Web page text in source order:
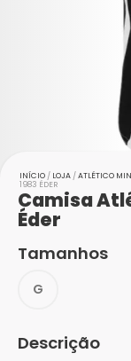
INÍCIO / LOJA /ATLÉTICO
1983 ÉDER
Camisa
Éder
Tamanhos
G
Descrição